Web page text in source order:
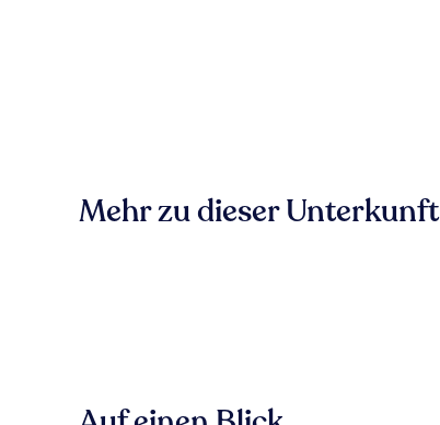
Mehr zu dieser Unterkunft